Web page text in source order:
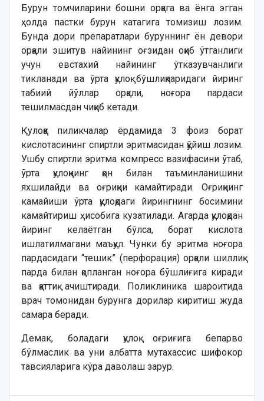
Бурун томчиларини бошни орқага ва ёнга эгган
ҳолда пастки бурун катагига томизиш лозим.
Бунда дори препаратлари буруннинг ён девори
орқали эшитув найининг оғзидан оқиб ўтганлиги
учун евстахий найининг ўтказувчанлиги
тикланади ва ўрта қулоқ бўшлиқларидаги йиринг
табиий йўллар орқали, ноғора пардаси
тешилмасдан чиқиб кетади.
Қулоққа пиликчалар ёрдамида 3 фоиз борат
кислотасининг спиртли эритмасидан қўйиш лозим.
Ушбу спиртли эритма компресс вазифасини ўтаб,
ўрта қулоқнинг қон билан таъминланишини
яхшилайди ва оғриқни камайтиради. Оғриқнинг
камайиши ўрта қулоқдаги йирингнинг босимини
камайтириш ҳисобига кузатилади. Агарда қулоқдан
йиринг келаётган бўлса, борат кислота
ишлатилмагани маъқул. Чунки бу эритма ноғора
пардасидаги “тешик” (перфорация) орқали шиллиқ
парда билан қопланган ноғора бўшлиғига киради
ва қаттиқ ачиштиради. Поликлиника шароитида
врач томонидан бурунга дорилар киритиш жуда
самара беради.
Демак, боладаги қулоқ оғриғига бепарво
бўлмаслик ва уни албатта мутахассис шифокор
тавсияларига кўра даволаш зарур.